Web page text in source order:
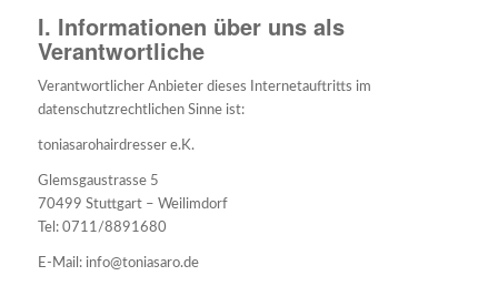
I. Informationen über uns als
Verantwortliche
Verantwortlicher Anbieter dieses Internetauftritts im
datenschutzrechtlichen Sinne ist:
toniasarohairdresser e.K.
Glemsgaustrasse 5
70499 Stuttgart – Weilimdorf
Tel: 0711/8891680
E-Mail: info@toniasaro.de